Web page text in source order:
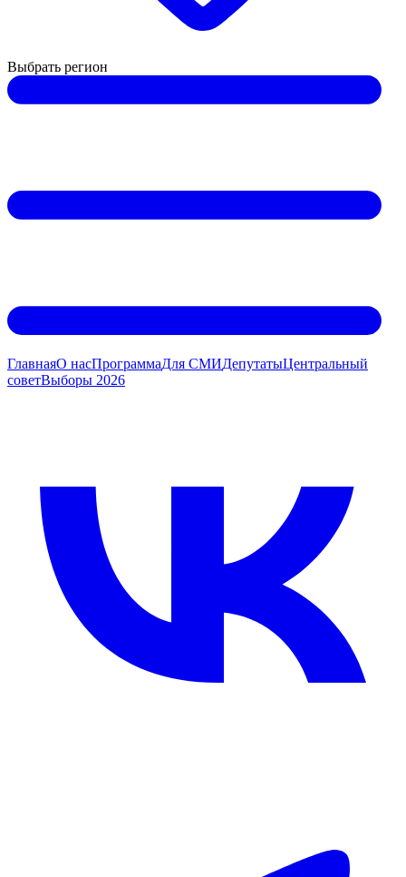
Выбрать регион
ГлавнаяО насПрограммаДля СМИДeпутатыЦентральный
советВыборы 2026